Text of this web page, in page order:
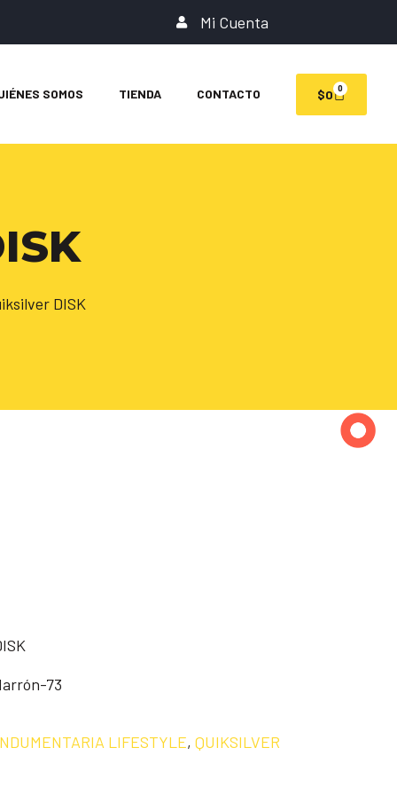
Mi Cuenta
SOMOS TIENDA CONTACTO $0 0
DISK
73
LIFESTYLE, QUIKSILVER